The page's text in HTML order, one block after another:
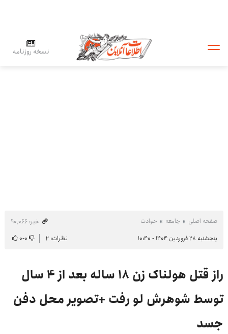
نسخه روزنامه
صفحه اصلی جامعه حوادث
خبر: ۹۰٬۰۶۶
پنجشنبه ۲۸ فروردین ۱۴۰۴ - ۱۰:۴۰
نظرات: ۲ ۰-۰
راز قتل هولناک زن ۱۸ ساله بعد از ۴ سال
توسط شوهرش لو رفت +تصویر محل دفن
جسد